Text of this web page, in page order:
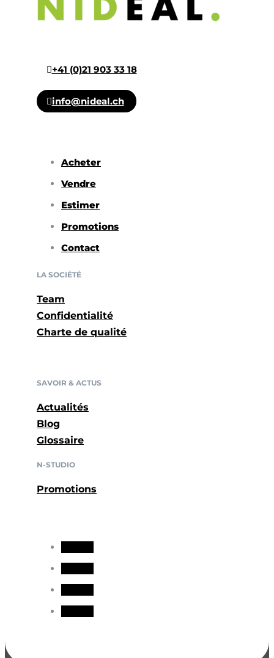
+41 (0)21 903 33 18
info@nideal.ch
Acheter
Vendre
Estimer
Promotions
Contact
LA SOCIÉTÉ
Team
Confidentialité
Charte de qualité
SAVOIR & ACTUS
Actualités
Blog
Glossaire
N-STUDIO
Promotions